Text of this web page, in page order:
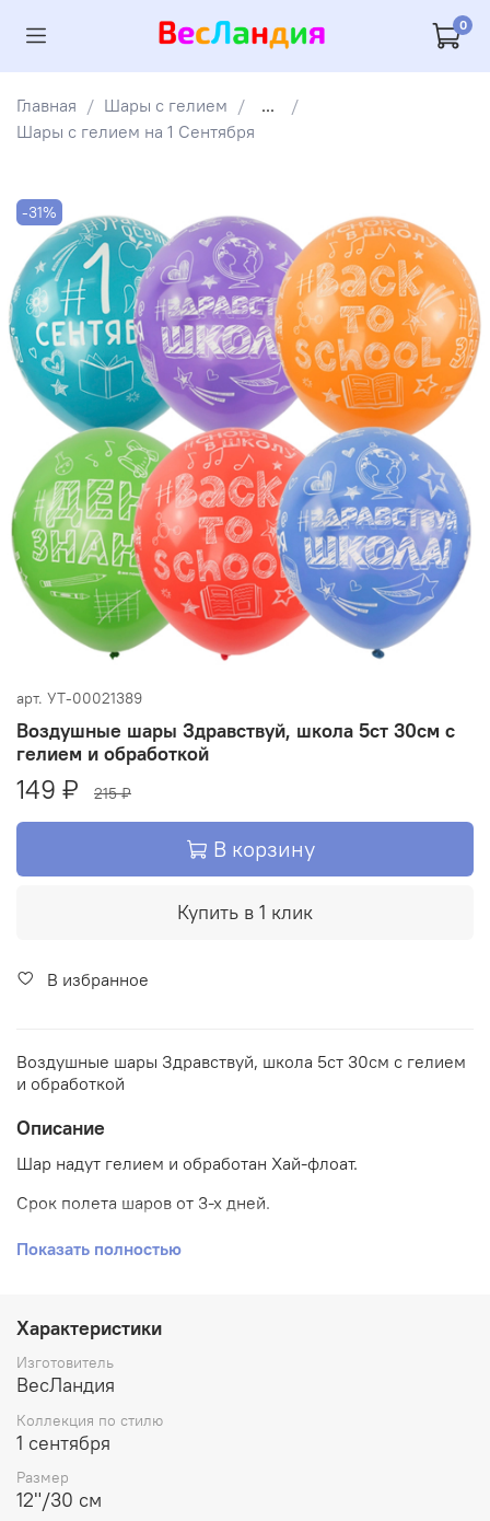
0
Главная Шары с гелием
...
Шары с гелием на 1 Сентября
-31%
арт. УТ-00021389
Воздушные шары Здравствуй, школа 5ст 30см с
гелием и обработкой
149 ₽ 215 ₽
В корзину
Купить в 1 клик
В избранное
Воздушные шары Здравствуй, школа 5ст 30см с гелием
и обработкой
Описание
Шар надут гелием и обработан Хай-флоат.
Срок полета шаров от 3-х дней.
Шары для оформления 1 Сентября, День Знаний.
Показать полностью
Характеристики
Изготовитель
ВесЛандия
Коллекция по стилю
1 сентября
Размер
12"/30 см